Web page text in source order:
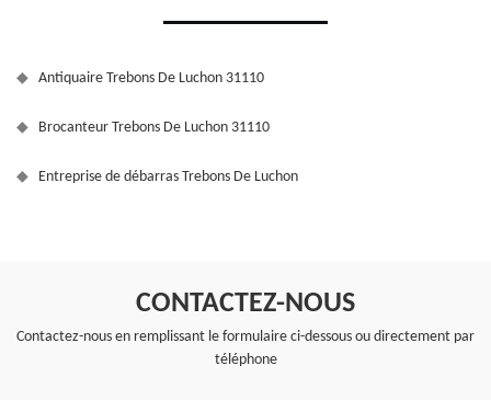
Antiquaire Trebons De Luchon 31110
Brocanteur Trebons De Luchon 31110
Entreprise de débarras Trebons De Luchon
CONTACTEZ-NOUS
Contactez-nous en remplissant le formulaire ci-dessous ou directement par
téléphone